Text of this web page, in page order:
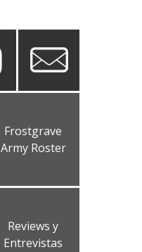
Frostgrave
Army Roster
Reviews y
Entrevistas